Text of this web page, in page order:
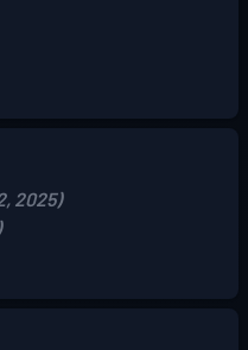
2025)